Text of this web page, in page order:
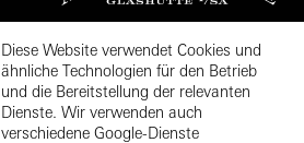
Diese Website verwendet Cookies und
ähnliche Technologien für den Betrieb
und die Bereitstellung der relevanten
Dienste. Wir verwenden auch
verschiedene Google-Dienste